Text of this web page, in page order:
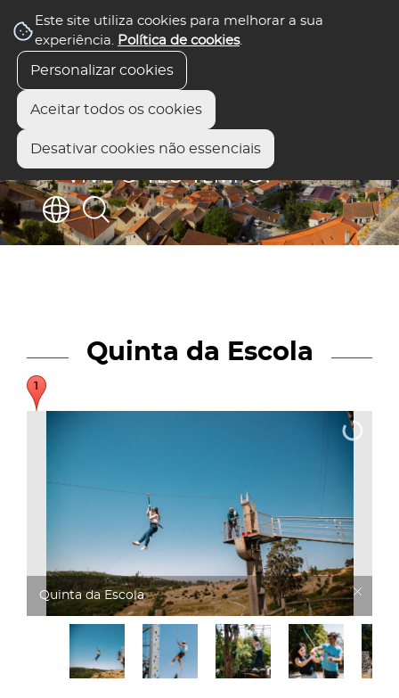
Este site utiliza cookies para melhorar a sua
experiência. Política de cookies.
Personalizar cookies
Aceitar todos os cookies
Desativar cookies não essenciais
Quinta da Escola
Quinta da Escola